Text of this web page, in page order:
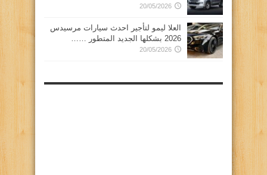
20/05/2026
العلا ليمو لتأجير احدث سيارات مرسيدس
2026 بشكلها الجديد المتطور ……
20/05/2026